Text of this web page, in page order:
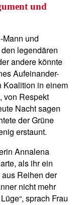
und
Mann und
legendären
andere könnte
Aufeinander-
Koalition in einem
von Respekt
Nacht sagen
der Grüne
erstaunt.
Annalena
als ihr ein
Reihen der
nicht mehr
sprach Frau